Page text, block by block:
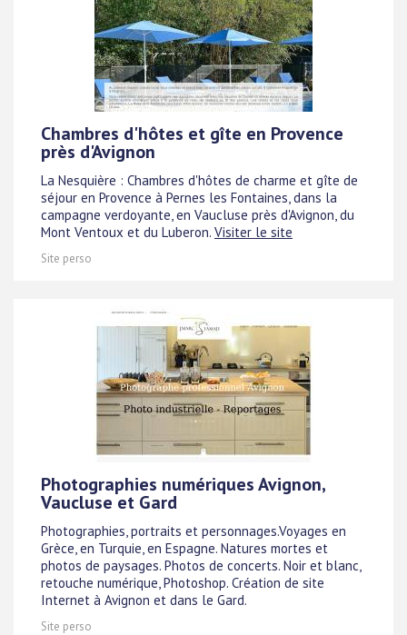
Chambres d'hôtes et gîte en Provence
près d'Avignon
La Nesquière : Chambres d'hôtes de charme et gîte de
séjour en Provence à Pernes les Fontaines, dans la
campagne verdoyante, en Vaucluse près d'Avignon, du
Mont Ventoux et du Luberon. Visiter le site
Site perso
Photographies numériques Avignon,
Vaucluse et Gard
Photographies, portraits et personnages.Voyages en
Grèce, en Turquie, en Espagne. Natures mortes et
photos de paysages. Photos de concerts. Noir et blanc,
retouche numérique, Photoshop. Création de site
Internet à Avignon et dans le Gard.
Site perso